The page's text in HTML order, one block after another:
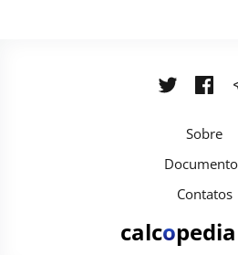
Sobre
Contatos
calcopedia